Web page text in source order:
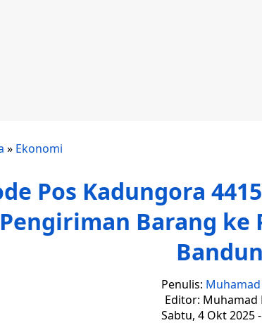
» Ekonomi
Pos Kadungora
Pengiriman Barang ke
Penulis:
Editor: Muhamad
Sabtu, 4 Okt 2025